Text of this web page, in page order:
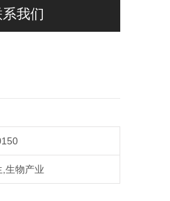
我们
,生物产业